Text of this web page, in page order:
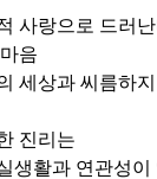
사랑으로 드러
음
세상과 씨름하
진리는
생활과 연관성이